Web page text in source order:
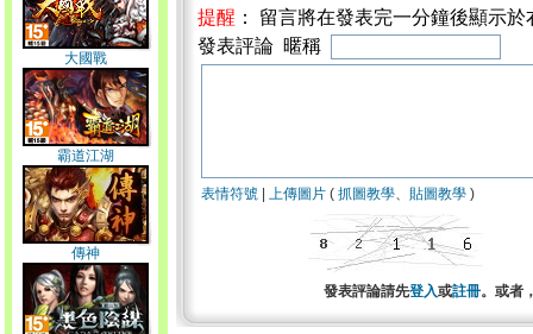
大國戰
霸道江湖
傳神
提醒 ： 留言將在發表完一分鐘後顯示
發表評論 暱稱
表情符號 上傳圖片 ( 抓圖教學、 貼圖教學 )
發表評論請先登入或註冊。或者